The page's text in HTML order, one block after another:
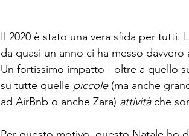
Il 2020 è stato una vera sfida per tutti.
da quasi un anno ci ha messo
Un fortissimo impatto - oltre a quello
su tutte quelle piccole (ma anche
ad AirBnb o anche Zara) attività che